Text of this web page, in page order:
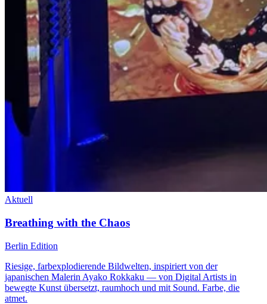
Aktuell
Breathing with the Chaos
Berlin Edition
Riesige, farbexplodierende Bildwelten, inspiriert von der
japanischen Malerin Ayako Rokkaku — von Digital Artists in
bewegte Kunst übersetzt, raumhoch und mit Sound. Farbe, die
atmet.